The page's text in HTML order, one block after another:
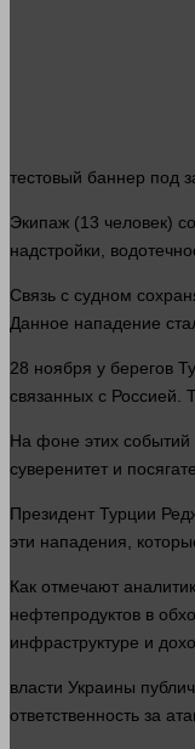
тестовый баннер под
Экипаж (13 человек)
надстройки,
Связь с судном
Данное нападение
28 ноября у берегов
связанных с Россией.
На фоне этих событий
суверенитет и
Президент Турции
эти нападения,
Как отмечают
нефтепродуктов в
инфраструктуре и
власти Украины
ответственность за